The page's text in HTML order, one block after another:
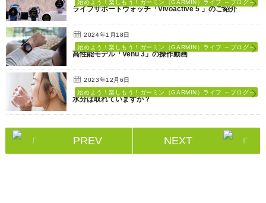
始めよう！楽しもう！ガーミン（GARMIN）ライフ ～ブログ～
ライフサポートウォッチ「Vivoactive 5 」のご紹介
2024年1月18日
始めよう！楽しもう！ガーミン（GARMIN）ライフ ～ブログ～
高性能モデル「Venu 3」の操作動画
2023年12月6日
始めよう！楽しもう！ガーミン（GARMIN）ライフ ～ブログ～
水分は取れていますか？
PREV NEXT